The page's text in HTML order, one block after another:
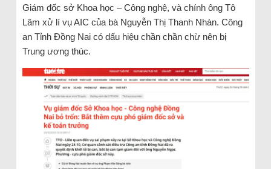
Giám đốc sở Khoa học – Công nghệ, và chính ông Tô
Lâm xử lí vụ AIC của bà Nguyễn Thị Thanh Nhàn. Công
an Tỉnh Đồng Nai có dấu hiệu chần chần chừ nên bị
Trung ương thúc.